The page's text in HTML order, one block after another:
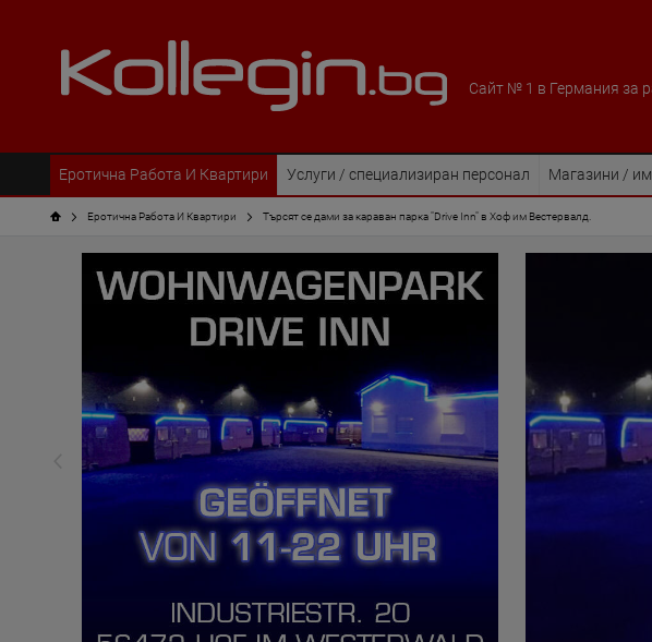
Сайт № 1 в Германия за
Еротична Работа И Квартири Услуги / специализиран персонал Магазини /
Еротична Работа И Квартири Търсят се дами за караван парка "Drive Inn" в Хоф им Вестервалд.